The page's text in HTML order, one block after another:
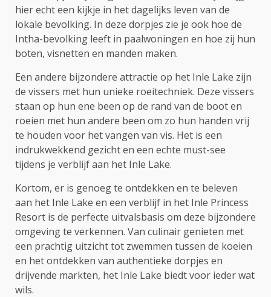
hier echt een kijkje in het dagelijks leven van de
lokale bevolking. In deze dorpjes zie je ook hoe de
Intha-bevolking leeft in paalwoningen en hoe zij hun
boten, visnetten en manden maken.
Een andere bijzondere attractie op het Inle Lake zijn
de vissers met hun unieke roeitechniek. Deze vissers
staan op hun ene been op de rand van de boot en
roeien met hun andere been om zo hun handen vrij
te houden voor het vangen van vis. Het is een
indrukwekkend gezicht en een echte must-see
tijdens je verblijf aan het Inle Lake.
Kortom, er is genoeg te ontdekken en te beleven
aan het Inle Lake en een verblijf in het Inle Princess
Resort is de perfecte uitvalsbasis om deze bijzondere
omgeving te verkennen. Van culinair genieten met
een prachtig uitzicht tot zwemmen tussen de koeien
en het ontdekken van authentieke dorpjes en
drijvende markten, het Inle Lake biedt voor ieder wat
wils.